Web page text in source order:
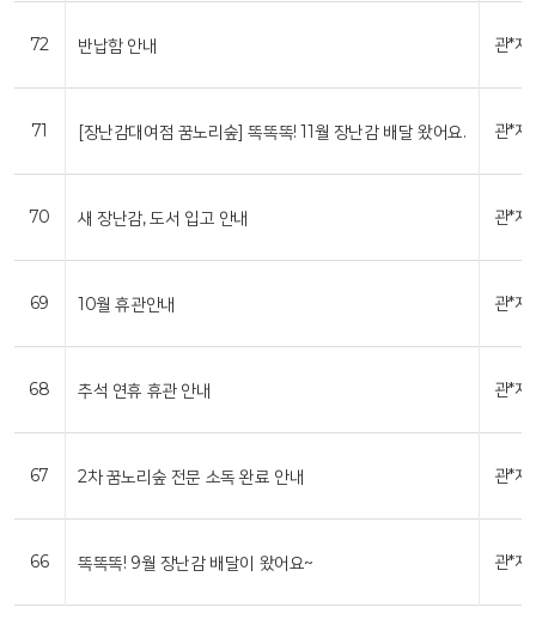
72 반납함 안내 관*자
71 [장난감대여점 꿈노리숲] 똑똑똑! 11월 장난감 배달 왔어요. 관*자
70 새 장난감, 도서 입고 안내 관*자
69 10월 휴관안내 관*자
68 추석 연휴 휴관 안내 관*자
67 2차 꿈노리숲 전문 소독 완료 안내 관*자
66 똑똑똑! 9월 장난감 배달이 왔어요~ 관*자